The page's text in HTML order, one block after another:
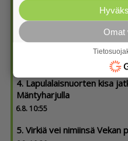
2. Nykyisten uintilippujen
6.8. 13:00
3. Vasta 11-vuotias
4. Lapula­lais­nuorten kisa
Mäntyharjulla
6.8. 10:55
5. Virkiä vei nimiinsä Vekan
Omat